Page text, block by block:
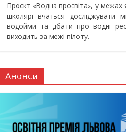
Проєкт «Водна просвіта», у межах
школярі вчаться досліджувати
водойми та дбати про водні
виходить за межі пілоту.
Анонси